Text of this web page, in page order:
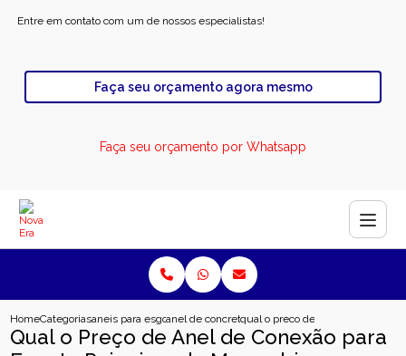
Entre em contato com um de nossos especialistas!
Faça seu orçamento agora mesmo
Faça seu orçamento por Whatsapp
HomeCategoriasaneis para esgotoanel de concreto para esgotoqual o preco de anel de conexao
Qual o Preço de Anel de Conexão para